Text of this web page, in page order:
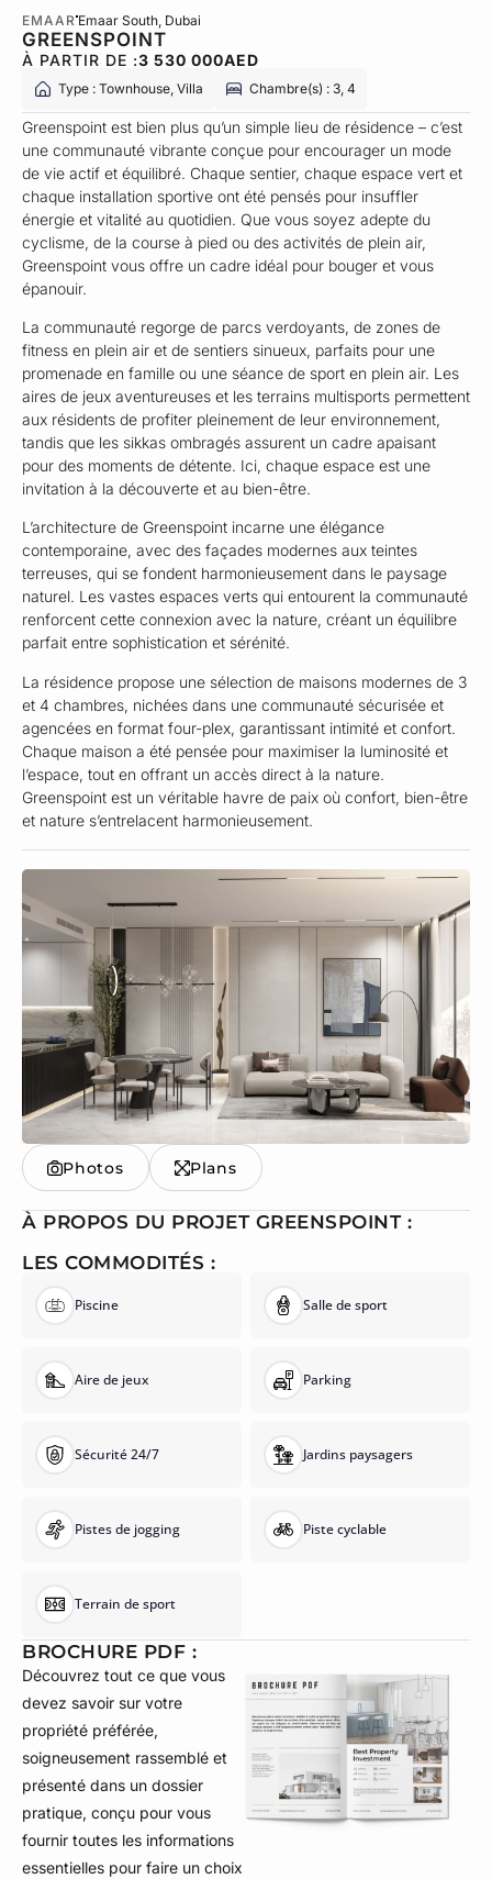
EMAAR Emaar South , Dubai
GREENSPOINT
À PARTIR DE :3 530 000AED
Type : Townhouse, Villa Chambre(s) : 3, 4
Greenspoint est bien plus qu’un simple lieu de résidence – c’est
une communauté vibrante conçue pour encourager un mode
de vie actif et équilibré. Chaque sentier, chaque espace vert et
chaque installation sportive ont été pensés pour insuffler
énergie et vitalité au quotidien. Que vous soyez adepte du
cyclisme, de la course à pied ou des activités de plein air,
Greenspoint vous offre un cadre idéal pour bouger et vous
épanouir.
La communauté regorge de parcs verdoyants, de zones de
fitness en plein air et de sentiers sinueux, parfaits pour une
promenade en famille ou une séance de sport en plein air. Les
aires de jeux aventureuses et les terrains multisports permettent
aux résidents de profiter pleinement de leur environnement,
tandis que les sikkas ombragés assurent un cadre apaisant
pour des moments de détente. Ici, chaque espace est une
invitation à la découverte et au bien-être.
L’architecture de Greenspoint incarne une élégance
contemporaine, avec des façades modernes aux teintes
terreuses, qui se fondent harmonieusement dans le paysage
naturel. Les vastes espaces verts qui entourent la communauté
renforcent cette connexion avec la nature, créant un équilibre
parfait entre sophistication et sérénité.
La résidence propose une sélection de maisons modernes de 3
et 4 chambres, nichées dans une communauté sécurisée et
agencées en format four-plex, garantissant intimité et confort.
Chaque maison a été pensée pour maximiser la luminosité et
l’espace, tout en offrant un accès direct à la nature.
Greenspoint est un véritable havre de paix où confort, bien-être
et nature s’entrelacent harmonieusement.
Photos Plans
À PROPOS DU PROJET GREENSPOINT :
LES COMMODITÉS :
Piscine Salle de sport
Aire de jeux Parking
Sécurité 24/7 Jardins paysagers
Pistes de jogging Piste cyclable
Terrain de sport
BROCHURE PDF :
Découvrez tout ce que vous
devez savoir sur votre
propriété préférée,
soigneusement rassemblé et
présenté dans un dossier
pratique, conçu pour vous
fournir toutes les informations
essentielles pour faire un choix